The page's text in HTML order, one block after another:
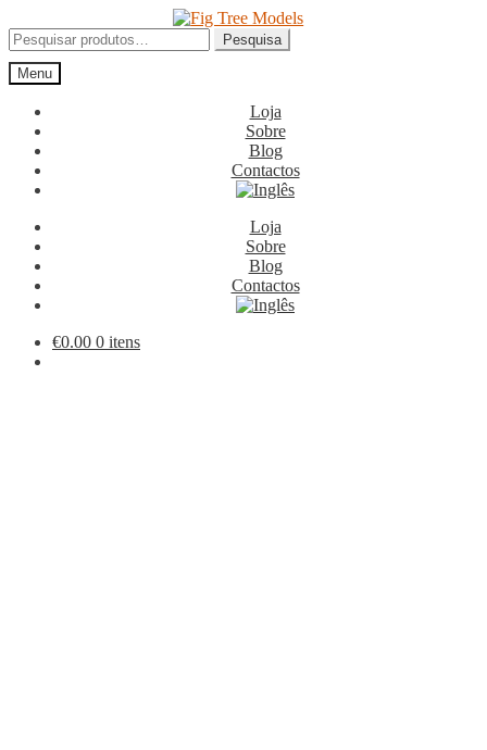
para
a
navegação
para
o
conteúdo
Pesquisar
por:
Pesquisa
Menu
Loja
Sobre
Blog
Contactos
Loja
Sobre
Blog
Contactos
€0.00 0 itens